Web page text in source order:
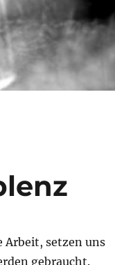
Arbeit, setzen uns
gebraucht.